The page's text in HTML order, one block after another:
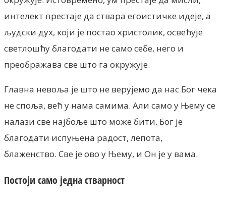
интелект престаје да ствара егоистичке идеје, а
људски дух, који је постао христолик, освећује
светлошћу благодати не само себе, него и
преображава све што га окружује.
Главна невоља је што не верујемо да нас Бог чека
не споља, већ у нама самима. Али само у Њему се
налази све најбоље што може бити. Бог је
благодати испуњена радост, лепота,
блаженство. Све је ово у Њему, и Он је у вама.
Постоји само једна стварност